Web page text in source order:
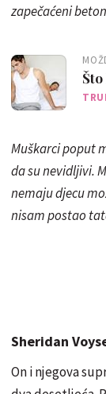
zapečaćeni
Muškarci poput
da su nevidljivi.
nemaju djecu
nisam postao
Sheridan
On i njegova